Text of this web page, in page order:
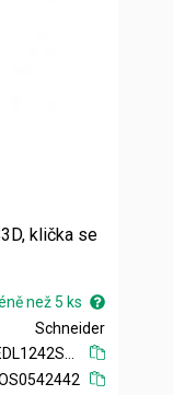
klička se
než 5 ks
Schneider
NSYAEDL1242S3D